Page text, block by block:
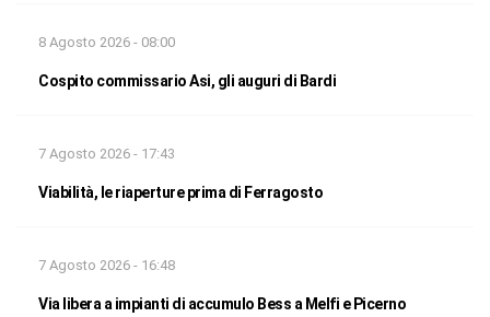
8 Agosto 2026 - 08:00
Cospito commissario Asi, gli auguri di Bardi
7 Agosto 2026 - 17:43
Viabilità, le riaperture prima di Ferragosto
7 Agosto 2026 - 16:48
Via libera a impianti di accumulo Bess a Melfi e Picerno